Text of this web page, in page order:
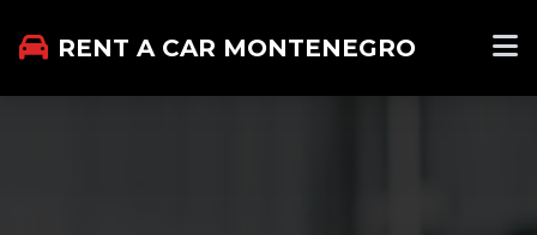
RENT A CAR MONTENEGRO